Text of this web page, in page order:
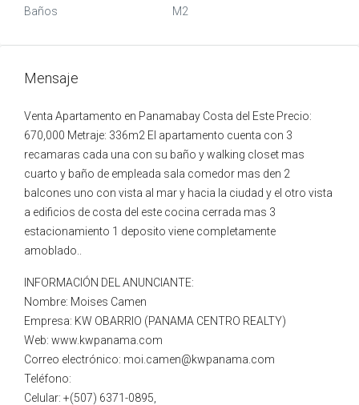
Baños M2
Mensaje
Venta Apartamento en Panamabay Costa del Este Precio:
670,000 Metraje: 336m2 El apartamento cuenta con 3
recamaras cada una con su baño y walking closet mas
cuarto y baño de empleada sala comedor mas den 2
balcones uno con vista al mar y hacia la ciudad y el otro vista
a edificios de costa del este cocina cerrada mas 3
estacionamiento 1 deposito viene completamente
amoblado..
INFORMACIÓN DEL ANUNCIANTE:
Nombre: Moises Camen
Empresa: KW OBARRIO (PANAMA CENTRO REALTY)
Web: www.kwpanama.com
Correo electrónico: moi.camen@kwpanama.com
Teléfono:
Celular: +(507) 6371-0895,